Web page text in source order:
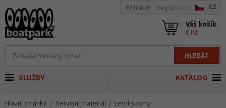
HLEDAT
Přihlásit Registrovat CZ
Váš košík
0 Kč
KATALOG
SLUŽBY
Hlavní stránka Servisní materiál Letní sporty